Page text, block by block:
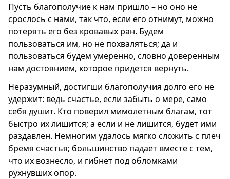
Пусть благополучие к нам пришло – но оно не
срослось с нами, так что, если его отнимут, можно
потерять его без кровавых ран. Будем
пользоваться им, но не похваляться; да и
пользоваться будем умеренно, словно доверенным
нам достоянием, которое придется вернуть.
Неразумный, достигши благополучия долго его не
удержит: ведь счастье, если забыть о мере, само
себя душит. Кто поверил мимолетным благам, тот
быстро их лишится; а если и не лишится, будет ими
раздавлен. Немногим удалось мягко сложить с плеч
бремя счастья; большинство падает вместе с тем,
что их вознесло, и гибнет под обломками
рухнувших опор.